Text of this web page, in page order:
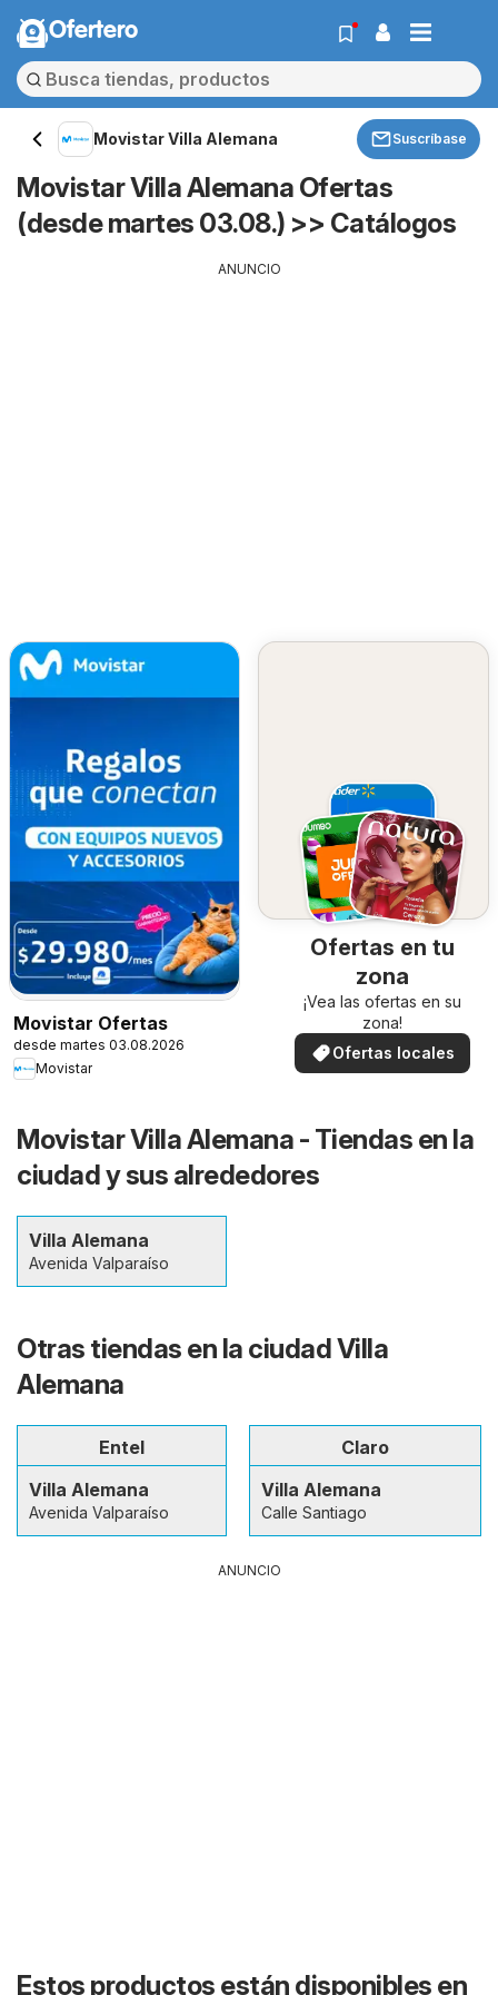
Ofertero
Movistar Villa Alemana Suscríbase
Movistar Villa Alemana Ofertas
(desde martes 03.08.) >> Catálogos
ANUNCIO
Movistar Ofertas
desde martes 03.08.2026
Movistar
Ofertas en tu
zona
¡Vea las ofertas en su
zona!
Ofertas locales
Movistar Villa Alemana - Tiendas en la
ciudad y sus alrededores
Villa Alemana
Avenida Valparaíso
Otras tiendas en la ciudad Villa
Alemana
Entel
Villa Alemana
Avenida Valparaíso
Claro
Villa Alemana
Calle Santiago
ANUNCIO
Estos productos están disponibles en